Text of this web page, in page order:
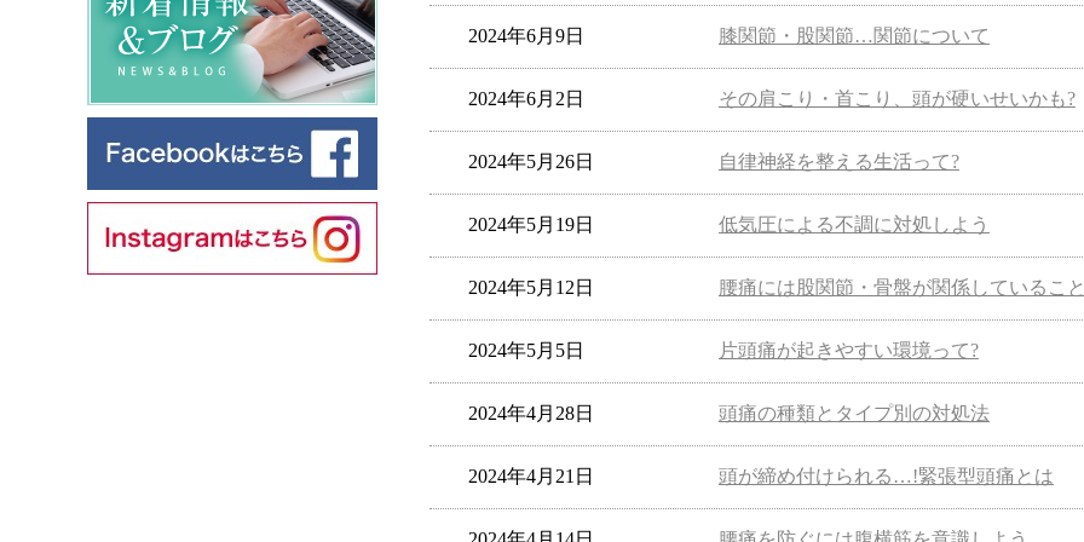
2024年6月9日 膝関節・股関節…関節について
2024年6月2日 その肩こり・首こり、頭が硬いせいかも?
2024年5月26日 自律神経を整える生活って?
2024年5月19日 低気圧による不調に対処しよう
2024年5月12日 腰痛には股関節・骨盤が関係しているこ
2024年5月5日 片頭痛が起きやすい環境って?
2024年4月28日 頭痛の種類とタイプ別の対処法
2024年4月21日 頭が締め付けられる…!緊張型頭痛とは